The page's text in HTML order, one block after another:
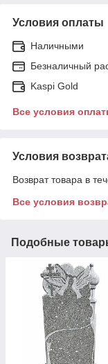
Условия оплаты
Наличными
Безналичный
Kaspi Gold
Все условия
Условия
Возврат товара в
Все условия
Подобные